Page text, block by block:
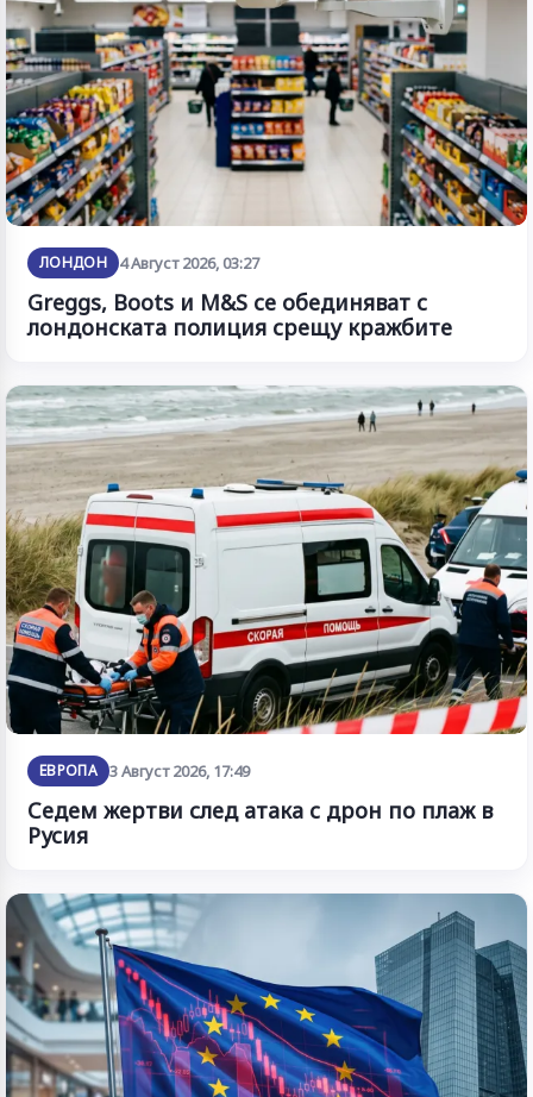
ЛОНДОН 4 Август 2026, 03:27
Greggs, Boots и M&S се обединяват с
лондонската полиция срещу кражбите
ЕВРОПА 3 Август 2026, 17:49
Седем жертви след атака с дрон по плаж в
Русия